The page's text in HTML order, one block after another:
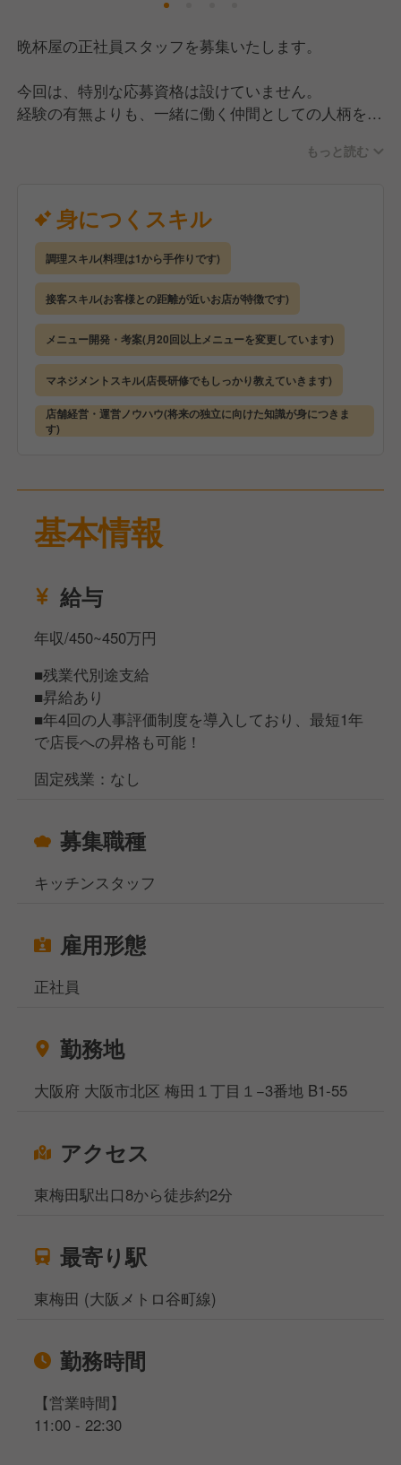
【社員が安心して働ける環境】
当店の運営元は、丸亀製麺などを展開する上場企業
「トリドールホールディングス」のグループ会社で
す。
安定した経営基盤があり、キャリアも多彩なので腰を
また、労働環境もしっかり整えていて、残業代は別途
全額支給で、みなし残業はありません。
休日は月8〜9日を確保しており、年5日以上の休暇取
得を義務付けています。
また「休める環境をつくる」だけでなく、実際に取得
した社員には特別手当を支給するなど、しっかり休む
ことを会社全体で後押ししています。
【充実の福利厚生】
賞与は年2回支給（6月・12月）と、頑張りがきちん
月3万円まで家賃を補助しています。「どこに住んで
いても、晩杯屋で働いてほしい」そんな想いから設け
り、上位店舗には賞金や特別イベントが用意されてい
ます。単なる作業にならないよう、楽しみながら成果
を出せる環境づくりを大切にしています。
晩杯屋の正社員スタッフを募集いたします。
今回は、特別な応募資格は設けていません。
経験の有無よりも、一緒に働く仲間としての人柄を大
【仕事内容】
調理・接客・お会計など、全ポジションをお任せしま
す。
晩杯屋は「ポジションレス」なので、キッチンに入る
こともあれば、ホールに出るなど状況に合わせて、チ
ームで連携しながら動いていただきます。
徐々に慣れてきたら、スタッフの教育・シフト作成・
売上や原価・人件費の管理など、店舗運営全般もお任
せしていきます。
また、メニューのアレンジや新メニューの考案など、
【あなたの飲食キャリアをサポート！独立も歓迎！】
いか」を大切にしています。
メニュー開発をもっとしてみたい、接客が好きだから
お店で働いていたい、マネジメントをもっと勉強した
い——どんな想いも尊重します！
その中で当社は店長・統括・商品開発・本社スタッフ
など、あなたのやりたいに合わせた多彩なキャリアパ
スを用意しています。
社員として1年間真面目に働けば独立の権利が得ら
プでリスクを抑えながら独立を目指せます。
※現在のFC店舗のうち4店舗は、当社出身スタッフが
独立した店舗です。
もっと読む
身につくスキル
調理スキル(料理は1から手作りです)
接客スキル(お客様との距離が近いお店が特徴です)
メニュー開発・考案(月20回以上メニューを変更しています)
マネジメントスキル(店長研修でもしっかり教えていきます)
店舗経営・運営ノウハウ(将来の独立に向けた知識が身につきま
す)
基本情報
給与
年収/450~450万円
■残業代別途支給
■昇給あり
■年4回の人事評価制度を導入しており、最短1年
で店長への昇格も可能！
固定残業：なし
募集職種
キッチンスタッフ
雇用形態
正社員
勤務地
大阪府 大阪市北区 梅田１丁目１−3番地 B1‐55
アクセス
東梅田駅出口8から徒歩約2分
最寄り駅
東梅田 (大阪メトロ谷町線)
勤務時間
【営業時間】
11:00 - 22:30